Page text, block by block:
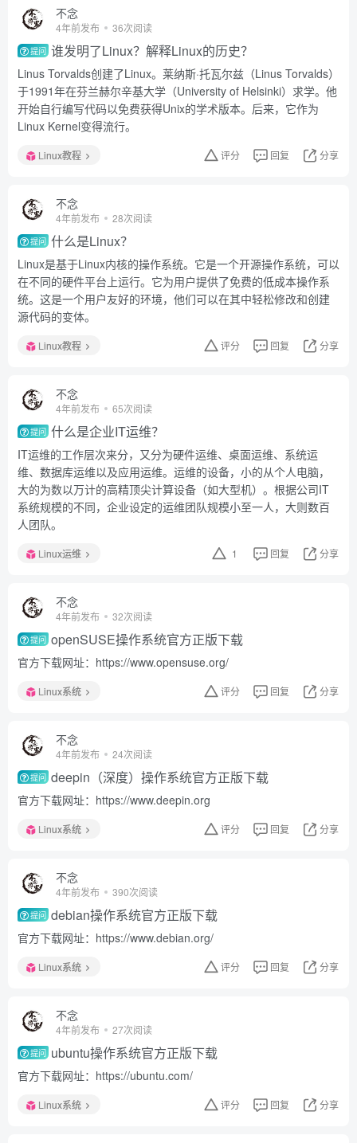
不念
4年前发布 36次阅读
提问 谁发明了Linux？解释Linux的历史？
Linus Torvalds创建了Linux。莱纳斯·托瓦尔兹（Linus Torvalds）
于1991年在芬兰赫尔辛基大学（University of Helsinki）求学。他
开始自行编写代码以免费获得Unix的学术版本。后来，它作为
Linux Kernel变得流行。
Linux教程 评分 回复 分享
不念
4年前发布 28次阅读
提问 什么是Linux？
Linux是基于Linux内核的操作系统。它是一个开源操作系统，可以
在不同的硬件平台上运行。它为用户提供了免费的低成本操作系
统。这是一个用户友好的环境，他们可以在其中轻松修改和创建
源代码的变体。
Linux教程 评分 回复 分享
不念
4年前发布 65次阅读
提问 什么是企业IT运维？
IT运维的工作层次来分，又分为硬件运维、桌面运维、系统运
维、数据库运维以及应用运维。运维的设备，小的从个人电脑，
大的为数以万计的高精顶尖计算设备（如大型机）。根据公司IT
系统规模的不同，企业设定的运维团队规模小至一人，大则数百
人团队。
Linux运维 1 回复 分享
不念
4年前发布 32次阅读
提问 openSUSE操作系统官方正版下载
官方下载网址：https://www.opensuse.org/
Linux系统 评分 回复 分享
不念
4年前发布 24次阅读
提问 deepin（深度）操作系统官方正版下载
官方下载网址：https://www.deepin.org
Linux系统 评分 回复 分享
不念
4年前发布 390次阅读
提问 debian操作系统官方正版下载
官方下载网址：https://www.debian.org/
Linux系统 评分 回复 分享
不念
4年前发布 27次阅读
提问 ubuntu操作系统官方正版下载
官方下载网址：https://ubuntu.com/
Linux系统 评分 回复 分享